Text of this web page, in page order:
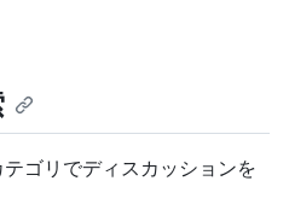
ゴリでディスカッションを